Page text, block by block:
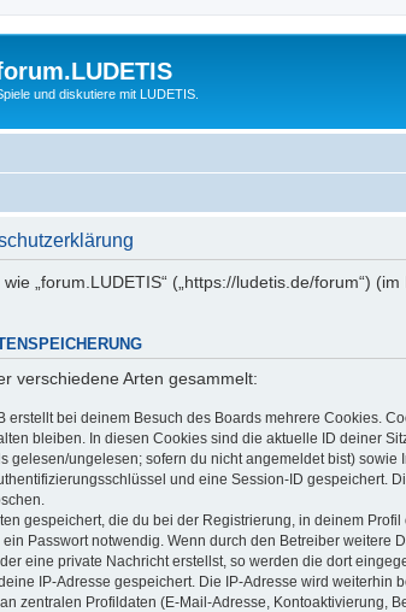
und diskutiere mit LUDETIS.
„forum.LUDETIS“ („https://ludetis.de/forum“)
verschiedene Arten gesammelt:
erstellt bei deinem Besuch des Boards mehrere Cookies.
bleiben. In diesen Cookies sind die aktuelle ID deiner
gelesen/ungelesen; sofern du nicht angemeldet bist)
und eine Session-ID gespeichert.
gespeichert, die du bei der Registrierung, in deinem
Passwort notwendig. Wenn durch den Betreiber weitere
eine private Nachricht erstellst, so werden die dort
IP-Adresse gespeichert. Die IP-Adresse wird
zentralen Profildaten (E-Mail-Adresse, Kontoaktivierung,